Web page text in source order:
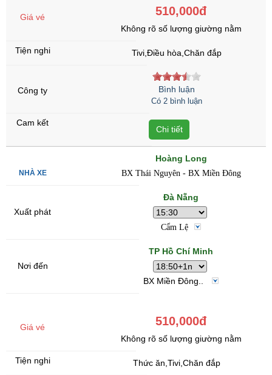
510,000đ
Không rõ số lượng giường nằm
Tivi,Điều hòa,Chăn đắp
Bình luận
Có 2 bình luận
Chi tiết
Hoàng Long
BX Thái Nguyên - BX Miền Đông
Đà Nẵng
Cẩm Lệ
TP Hồ Chí Minh
BX Miền Đông..
510,000đ
Không rõ số lượng giường nằm
Thức ăn,Tivi,Chăn đắp